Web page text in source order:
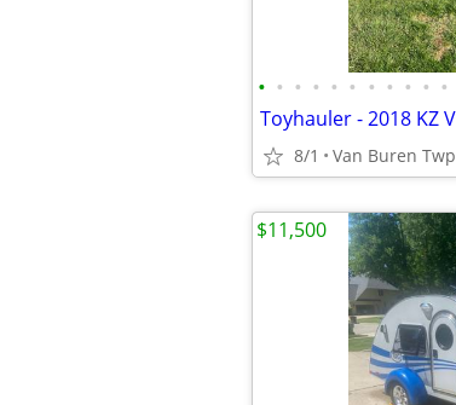
• • • • • • • • • • •
8/1 Van Buren Twp
$11,500